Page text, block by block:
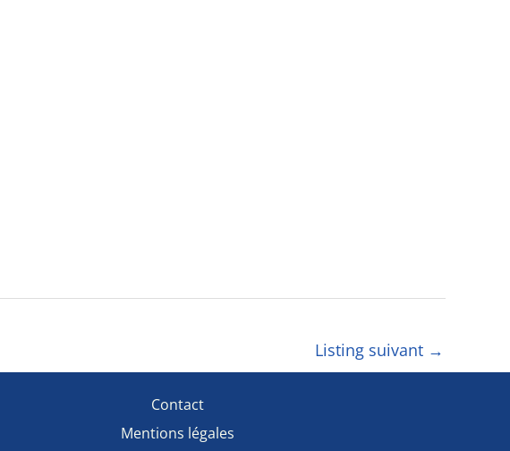
Listing suivant →
Contact
Mentions légales